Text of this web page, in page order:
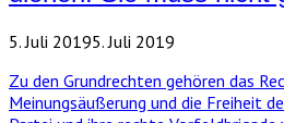
5. Juli 20195. Juli 2019
Zu den Grundrechten gehören das
Meinungsäußerung und die Freiheit